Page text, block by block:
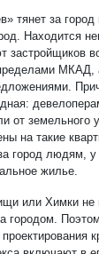
тянет за
Находится
застройщиков
МКАД,
от земельного
на такие
город людям, у
жилье.
или Химки не
городом.